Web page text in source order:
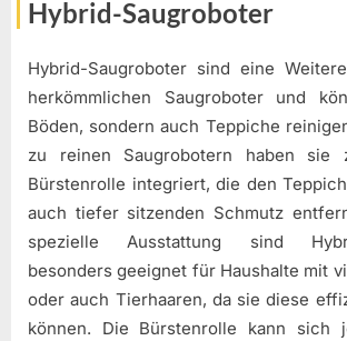
Hybrid-Saugroboter
Hybrid-Saugroboter sind eine
herkömmlichen Saugroboter und
Böden, sondern auch Teppiche
zu reinen Saugrobotern haben sie
Bürstenrolle integriert, die den
auch tiefer sitzenden Schmutz
spezielle Ausstattung sind
besonders geeignet für Haushalte mit
oder auch Tierhaaren, da sie diese
können. Die Bürstenrolle kann sich